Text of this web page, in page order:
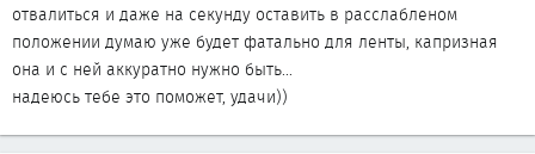
отвалиться и даже на секунду оставить в расслабленом
положении думаю уже будет фатально для ленты, капризная
она и с ней аккуратно нужно быть...
надеюсь тебе это поможет, удачи))